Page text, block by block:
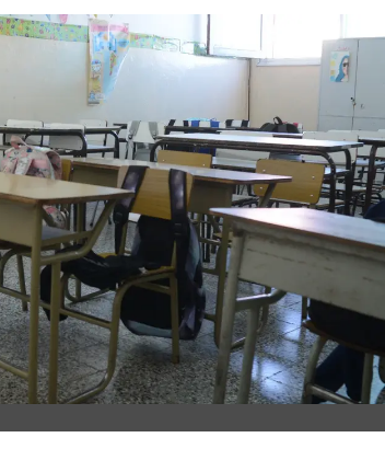
Federal A
Aplausos
Economía y finanzas
Con el campo
Espacio empresas
Sociedad
Tecnología
Turismo
Salud
Es viral